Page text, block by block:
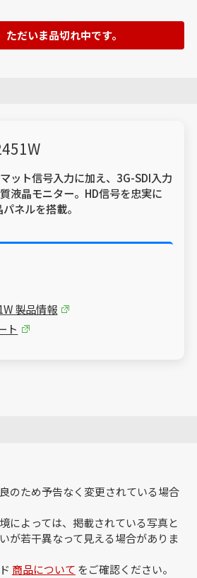
ただいま品切れ中です。
ット信号入力に加え、3G-SDI入力
液晶モニター。HD信号を忠実に
ネルを搭載。
製品情報
ト
のため予告なく変更されている場合
によっては、掲載されている写真と
が若干異なって見える場合がありま
商品について をご確認ください。